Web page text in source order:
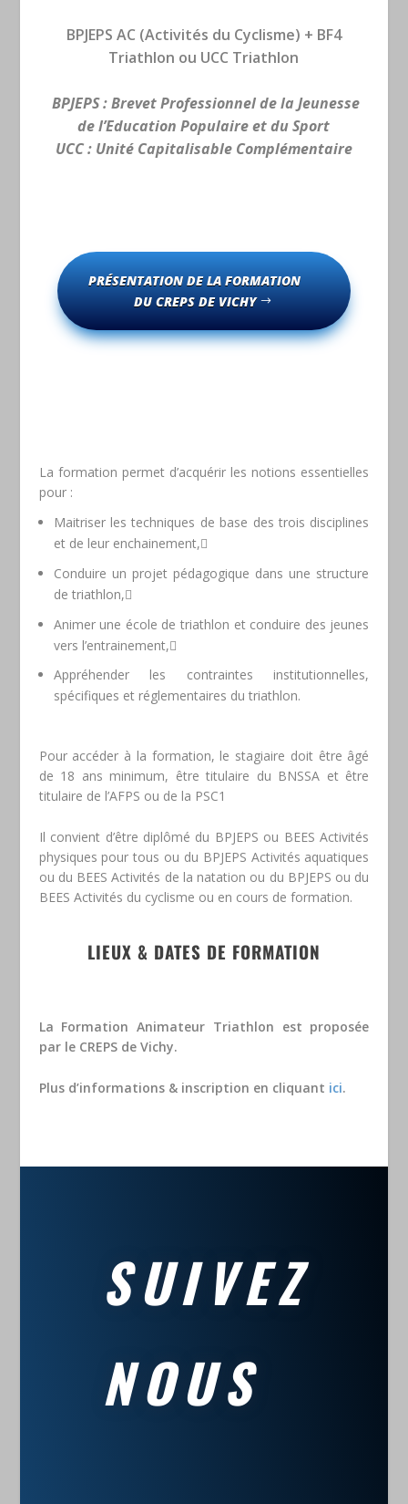
BPJEPS AC (Activités du Cyclisme) + BF4
Triathlon ou UCC Triathlon
BPJEPS : Brevet Professionnel de la Jeunesse
de l’Education Populaire et du Sport
UCC : Unité Capitalisable Complémentaire
PRÉSENTATION DE LA FORMATION
DU CREPS DE VICHY
La formation permet d’acquérir les notions essentielles
pour :
Maitriser les techniques de base des trois disciplines
et de leur enchainement,
Conduire un projet pédagogique dans une structure
de triathlon,
Animer une école de triathlon et conduire des jeunes
vers l’entrainement,
Appréhender les contraintes institutionnelles,
spécifiques et réglementaires du triathlon.
Pour accéder à la formation, le stagiaire doit être âgé
de 18 ans minimum, être titulaire du BNSSA et être
titulaire de l’AFPS ou de la PSC1
Il convient d’être diplômé du BPJEPS ou BEES Activités
physiques pour tous ou du BPJEPS Activités aquatiques
ou du BEES Activités de la natation ou du BPJEPS ou du
BEES Activités du cyclisme ou en cours de formation.
LIEUX & DATES DE FORMATION
La Formation Animateur Triathlon est proposée
par le CREPS de Vichy.
Plus d’informations & inscription en cliquant ici.
SUIVEZ
NOUS